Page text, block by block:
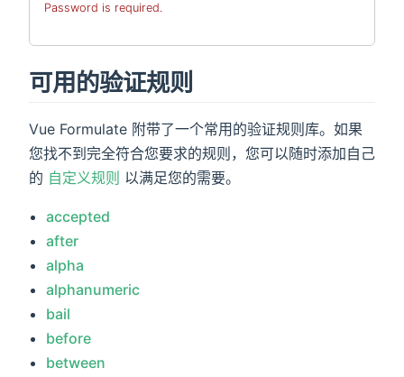
Password is required.
可用的验证规则
Vue Formulate 附带了一个常用的验证规则库。如果
您找不到完全符合您要求的规则，您可以随时添加自己
的 自定义规则 以满足您的需要。
accepted
after
alpha
alphanumeric
bail
before
between